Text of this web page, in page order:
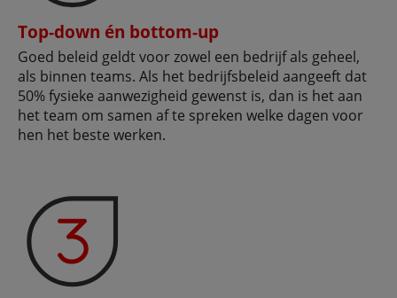
Top-down én bottom-up
Goed beleid geldt voor zowel een bedrijf als geheel,
als binnen teams. Als het bedrijfsbeleid aangeeft dat
50% fysieke aanwezigheid gewenst is, dan is het aan
het team om samen af te spreken welke dagen voor
hen het beste werken.